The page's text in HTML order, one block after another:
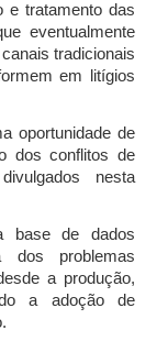
e tratamento das
eventualmente
tradicionais
em litígios
oportunidade de
dos conflitos de
nesta
base de dados
dos problemas
a produção,
a adoção de